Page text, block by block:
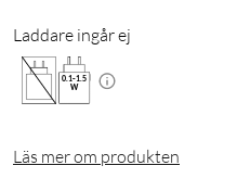
Laddare ingår ej
0.1-1.5
W
Läs mer om produkten